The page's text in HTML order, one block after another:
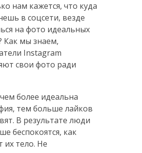
нам кажется, что куда
в соцсети, везде
на фото идеальных
мы знаем,
Instagram
свои фото ради
более идеальна
тем больше лайков
В результате люди
беспокоятся, как
их тело. Не